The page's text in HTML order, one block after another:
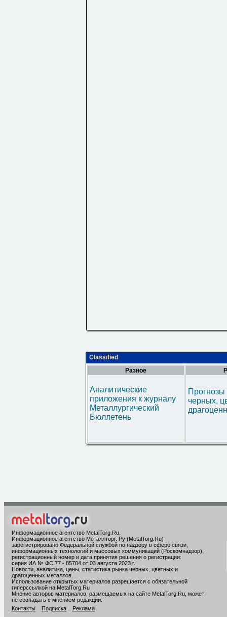
Classified
Разное
Аналитические
приложения к журналу
Металлургический
Бюллетень
черных,
Информационное агентство MetalTorg.Ru
Информационное агентство Металлторг. Ру (MetalTorg.Ru)
зарегистрировано Федеральной службой по надзору в сфере связи,
информационных технологий и массовых коммуникаций (Роскомнадзор),
регистрационный номер и дата принятия решения о регистрации:
серия ИА № ФС 77 - 85704 от 03 августа 2023 г.
Новости, аналитика, цены, статистика рынка черных, цветных и
драгоценных металлов.
Использование открытых материалов разрешается с обязательной
гиперссылкой на MetalTorg.Ru
Мнение авторов материалов, размещаемых на сайте MetalTorg.Ru, может
не совпадать с мнением редакции.
Контакты
Подписка Реклама